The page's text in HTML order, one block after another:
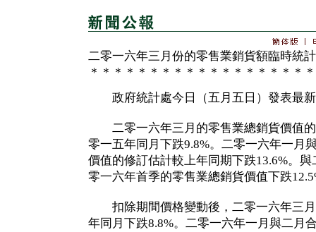
二零一六年三月份的零售業銷貨額臨時統
＊＊＊＊＊＊＊＊＊＊＊＊＊＊＊＊＊＊
政府統計處今日（五月五日）發表最新
二零一六年三月的零售業總銷貨價值的
零一五年同月下跌9.8%。二零一六年一月
價值的修訂估計較上年同期下跌13.6%。
零一六年首季的零售業總銷貨價值下跌
扣除期間價格變動後，二零一六年三月
年同月下跌8.8%。二零一六年一月與二月